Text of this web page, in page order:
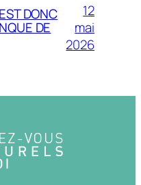
DONC
DE
12
mai
2026